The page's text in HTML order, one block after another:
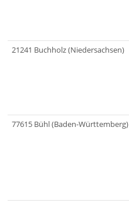
21241 Buchholz (Niedersachsen)
77615 Bühl (Baden-Württemberg)